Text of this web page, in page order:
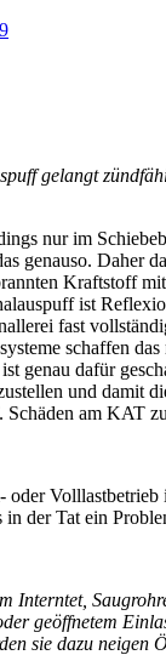
gelangt
nur im
genauso. Daher
Kraftstoff
ist
fast
schaffen
genau dafür
und damit
Schäden am KAT
oder
in der Tat ein
Interntet,
geöffnetem
sie dazu neigen